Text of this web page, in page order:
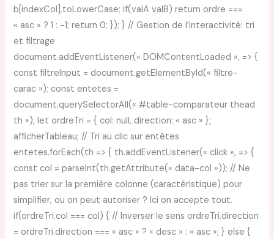
b[indexCol].toLowerCase; if(valA valB) return ordre ===
« asc » ? 1 : -1; return 0; }); } // Gestion de l’interactivité: tri
et filtrage
document.addEventListener(« DOMContentLoaded », => {
const filtreInput = document.getElementById(« filtre-
carac »); const entetes =
document.querySelectorAll(« #table-comparateur thead
th »); let ordreTri = { col: null, direction: « asc » };
afficherTableau; // Tri au clic sur entêtes
entetes.forEach(th => { th.addEventListener(« click », => {
const col = parseInt(th.getAttribute(« data-col »)); // Ne
pas trier sur la première colonne (caractéristique) pour
simplifier, ou on peut autoriser ? Ici on accepte tout.
if(ordreTri.col === col) { // Inverser le sens ordreTri.direction
= ordreTri.direction === « asc » ? « desc » : « asc »; } else {